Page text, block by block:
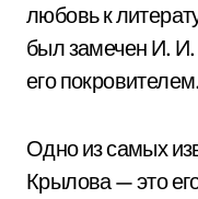
любовь к
был замечен И.
его
Одно из самых
Крылова — это